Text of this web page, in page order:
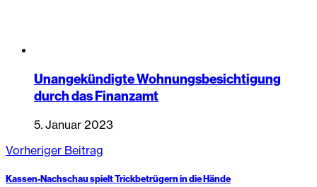
Unangekündigte Wohnungsbesichtigung
durch das Finanzamt
5. Januar 2023
Vorheriger Beitrag
Kassen-Nachschau spielt Trickbetrügern in die Hände